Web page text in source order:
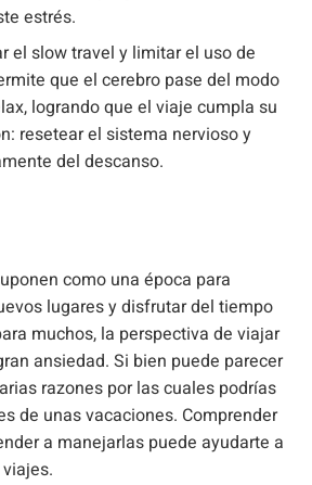
estrés.
el slow travel y limitar el uso de
que el cerebro pase del modo
logrando que el viaje cumpla su
resetear el sistema nervioso y
del descanso.
como una época para
lugares y disfrutar del tiempo
muchos, la perspectiva de viajar
ansiedad. Si bien puede parecer
razones por las cuales podrías
de unas vacaciones. Comprender
a manejarlas puede ayudarte a